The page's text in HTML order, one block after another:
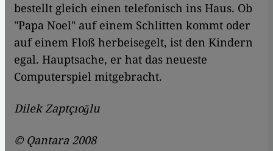
bestellt gleich einen telefonisch ins Haus. Ob
"Papa Noel" auf einem Schlitten kommt oder
auf einem Floß herbeisegelt, ist den Kindern
egal. Hauptsache, er hat das neueste
Computerspiel mitgebracht.
Dilek Zaptçıoğlu
© Qantara 2008